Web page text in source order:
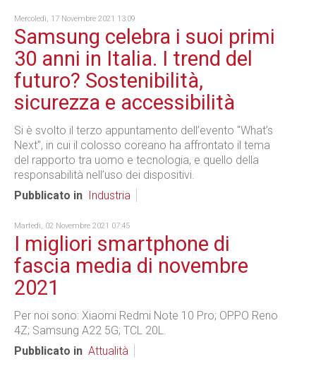
Mercoledì, 17 Novembre 2021 13:09
Samsung celebra i suoi primi
30 anni in Italia. I trend del
futuro? Sostenibilità,
sicurezza e accessibilità
Si è svolto il terzo appuntamento dell’evento "What’s
Next", in cui il colosso coreano ha affrontato il tema
del rapporto tra uomo e tecnologia, e quello della
responsabilità nell’uso dei dispositivi.
Pubblicato in
Industria
Martedì, 02 Novembre 2021 07:45
I migliori smartphone di
fascia media di novembre
2021
Per noi sono: Xiaomi Redmi Note 10 Pro; OPPO Reno
4Z; Samsung A22 5G; TCL 20L.
Pubblicato in Attualità